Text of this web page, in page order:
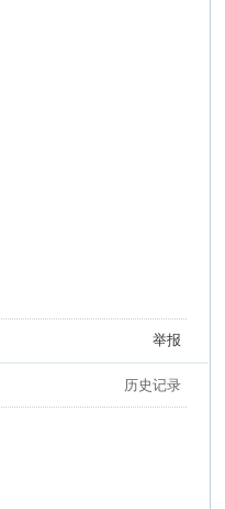
举报
历史记录